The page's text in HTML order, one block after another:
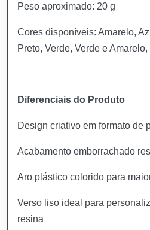
Peso aproximado: 20 g
Cores disponíveis: Amarelo,
Preto, Verde, Verde e
Diferenciais do Produto
Design criativo em formato de
Acabamento emborrachado
Aro plástico colorido para
Verso liso ideal para
resina